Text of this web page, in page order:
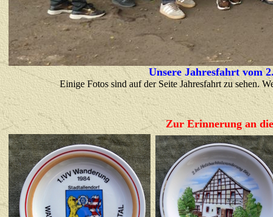
Unsere Jahresfahrt vom
Einige Fotos sind auf der Seite Jahresfahrt zu sehen.
Zur Erinnerung an